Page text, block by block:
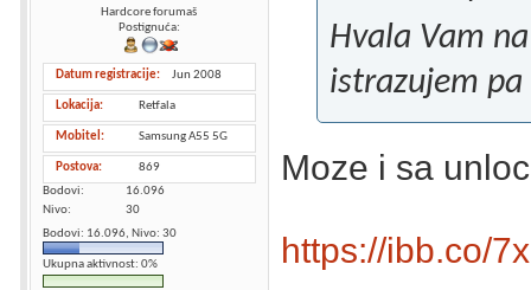
Hardcore forumaš
Postignuća:
Datum registracije Jun 2008
Lokacija Retfala
Mobitel Samsung A55 5G
Postova
869
Bodovi
16.096
Nivo
30
Bodovi: 16.096, Nivo: 30
Ukupna aktivnost: 0%
Hvala Vam
istrazujem
Moze i sa
https://ibb.co/